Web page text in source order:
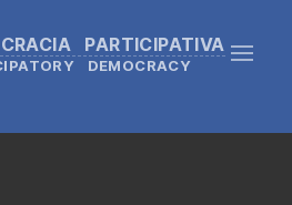
PARTICIPATIVA
DEMOCRACY